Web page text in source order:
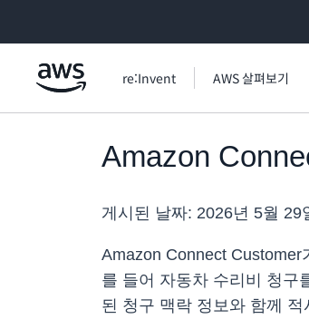
re:Invent AWS 살펴보기
Amazon
게시된 날짜: 2026년 5월 29
Amazon Connect Customer
를 들어 자동차 수리비 청구
된 청구 맥락 정보와 함께